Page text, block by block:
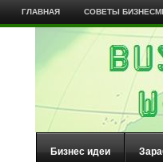
ГЛАВНАЯ СОВЕТЫ
Бизнес идеи